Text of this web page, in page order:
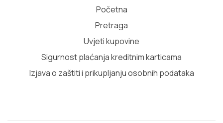
Početna
Pretraga
Uvjeti kupovine
Sigurnost plaćanja kreditnim karticama
Izjava o zaštiti i prikupljanju osobnih podataka